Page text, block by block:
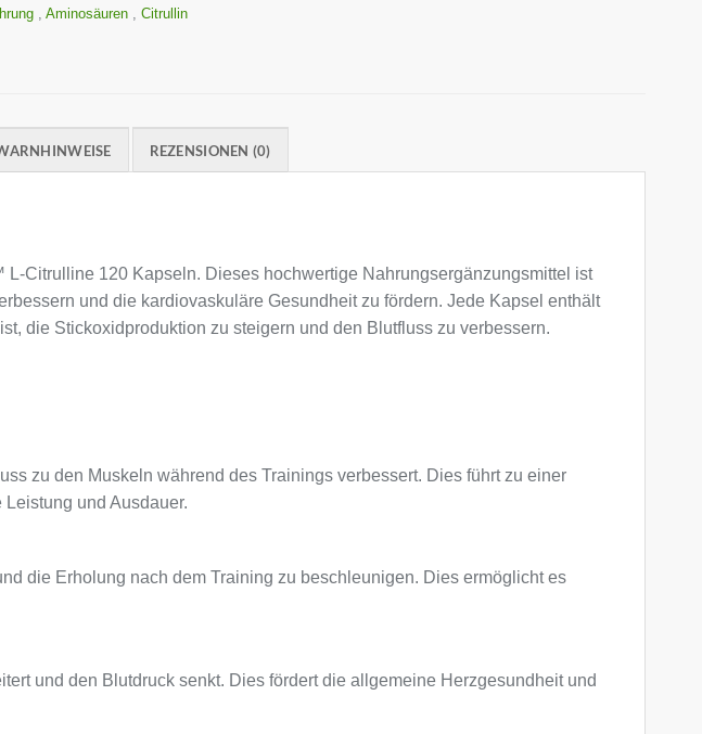
,Aminosäuren ,Citrullin
REZENSIONEN (0)
Citrulline 120 Kapseln. Dieses hochwertige Nahrungsergänzungsmittel ist
und die kardiovaskuläre Gesundheit zu fördern. Jede Kapsel enthält
die Stickoxidproduktion zu steigern und den Blutfluss zu verbessern.
zu den Muskeln während des Trainings verbessert. Dies führt zu einer
und Ausdauer.
die Erholung nach dem Training zu beschleunigen. Dies ermöglicht es
und den Blutdruck senkt. Dies fördert die allgemeine Herzgesundheit und